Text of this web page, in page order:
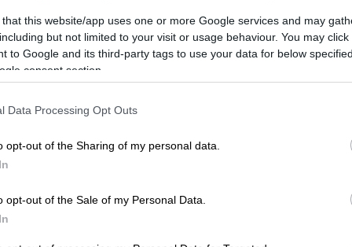
that this website/app uses one or more Google services and may
but not limited to your visit or usage behaviour. You may
to Google and its third-party tags to use your data for below
consent section.
Data Processing Opt Outs
opt-out of the Sharing of my personal data.
opt-out of the Sale of my Personal Data.
οχρυσός Ολυμπιονίκης, Λευτέρης
παραολυμπιονίκες, που τίμησαν με
την αποκατάσταση της δημοκρατίας.
ήταν και δύο κορίτσια που
καιΘεσσαλονίκης
αντίστοιχα. Στο
και ο Γκόγκα Λεβιάν